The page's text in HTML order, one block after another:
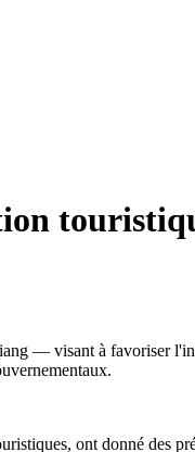
— visant à favoriser
ont donné des